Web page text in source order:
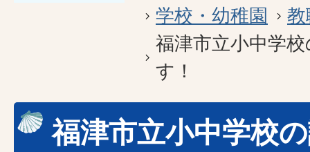
学校・幼稚園
福津市立小中学
す！
福津市立小中学校